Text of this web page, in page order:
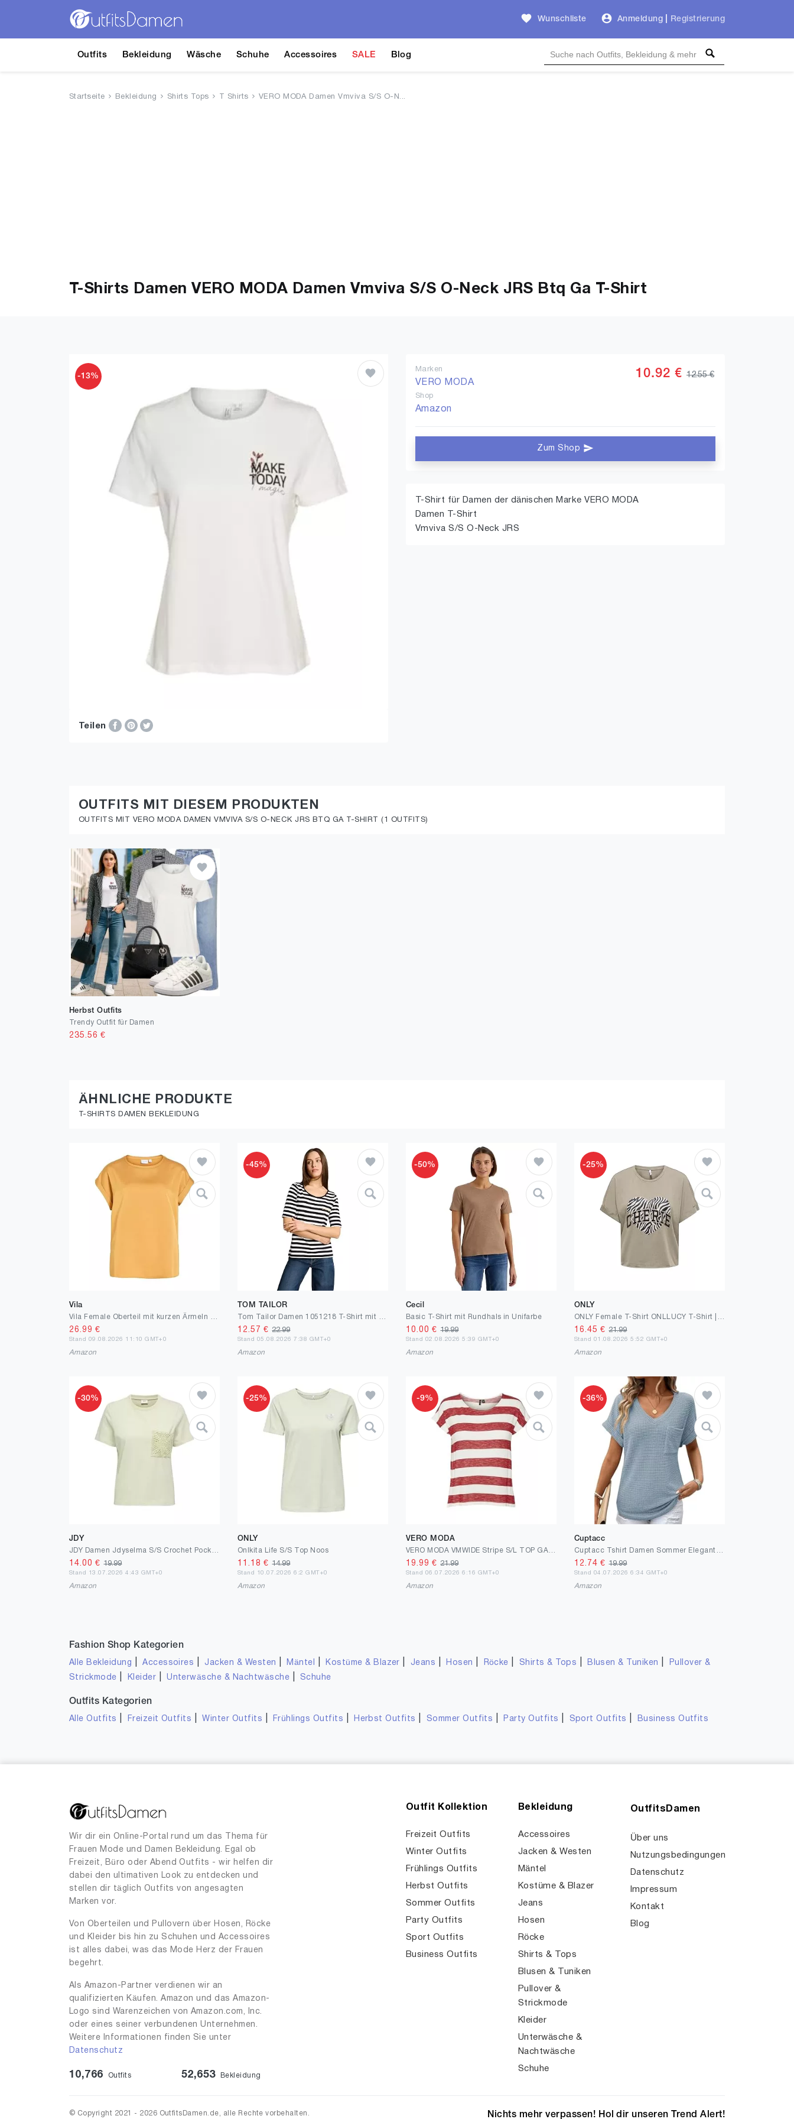
Wunschliste Anmeldung Registrierung
Outfits Bekleidung Wäsche Schuhe Accessoires SALE Blog
Startseite Bekleidung Shirts Tops T Shirts VERO MODA Damen Vmviva S/S O-N...
T-Shirts Damen VERO MODA Damen Vmviva S/S O-Neck JRS Btq Ga T-Shirt
-13%
Teilen
Marken
VERO MODA
Shop
Amazon
10.92 € 12.55 €
Zum Shop
T-Shirt für Damen der dänischen Marke VERO MODA
Damen T-Shirt
Vmviva S/S O-Neck JRS
OUTFITS MIT DIESEM PRODUKTEN
OUTFITS MIT VERO MODA DAMEN VMVIVA S/S O-NECK JRS BTQ GA T-SHIRT (1 OUTFITS)
Herbst Outfits
Trendy Outfit für Damen
235.56 €
ÄHNLICHE PRODUKTE
T-SHIRTS DAMEN BEKLEIDUNG
Vila
26.99 €
Stand 09.08.2026 11:10 GMT+0
Amazon
-45%
TOM TAILOR
12.57 €22.99
Stand 05.08.2026 7:38 GMT+0
Amazon
-50%
Cecil
Basic T-Shirt mit Rundhals in Unifarbe
10.00 €19.99
Stand 02.08.2026 5:39 GMT+0
Amazon
-25%
ONLY
16.45 €21.99
Stand 01.08.2026 5:52 GMT+0
Amazon
-30%
JDY
14.00 €19.99
Stand 13.07.2026 4:43 GMT+0
Amazon
-25%
ONLY
Onlkita Life S/S Top Noos
11.18 €14.99
Stand 10.07.2026 6:2 GMT+0
Amazon
-9%
VERO MODA
19.99 €21.99
Stand 06.07.2026 6:16 GMT+0
Amazon
-36%
Cuptacc
12.74 €19.99
Stand 04.07.2026 6:34 GMT+0
Amazon
Fashion Shop Kategorien
Alle Bekleidung |Accessoires Jacken & Westen Mäntel Kostüme & Blazer Jeans Hosen Röcke Shirts & Tops Blusen & Tuniken
Pullover &
Strickmode
Kleider |Unterwäsche & Nachtwäsche Schuhe
Outfits Kategorien
Alle Outfits Freizeit Outfits |Winter Outfits Frühlings Outfits Herbst Outfits Sommer Outfits Party Outfits Sport Outfits Business Outfits
Wir dir ein Online-Portal rund um das Thema für
Frauen Mode und Damen Bekleidung. Egal ob
Freizeit, Büro oder Abend Outfits - wir helfen dir
dabei den ultimativen Look zu entdecken und
stellen dir täglich Outfits von angesagten
Marken vor.
Von Oberteilen und Pullovern über Hosen, Röcke
und Kleider bis hin zu Schuhen und Accessoires
ist alles dabei, was das Mode Herz der Frauen
begehrt.
Als Amazon-Partner verdienen wir an
qualifizierten Käufen. Amazon und das Amazon-
Logo sind Warenzeichen von Amazon.com, Inc.
oder eines seiner verbundenen Unternehmen.
Weitere Informationen finden Sie unter
Datenschutz
10,766 Outfits 52,653 Bekleidung
Outfit Kollektion
Freizeit Outfits
Winter Outfits
Frühlings Outfits
Herbst Outfits
Sommer Outfits
Party Outfits
Sport Outfits
Business Outfits
Bekleidung
Accessoires
Jacken & Westen
Mäntel
Kostüme & Blazer
Jeans
Hosen
Röcke
Shirts & Tops
Blusen & Tuniken
Pullover &
Strickmode
Kleider
Unterwäsche &
Nachtwäsche
Schuhe
OutfitsDamen
Über uns
Nutzungsbedingungen
Datenschutz
Impressum
Kontakt
Blog
© Copyright 2021 - 2026 OutfitsDamen.de, alle Rechte vorbehalten. Nichts mehr verpassen! Hol dir unseren Trend Alert!